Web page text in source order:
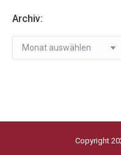
Archiv:
Archiv:
Copyright